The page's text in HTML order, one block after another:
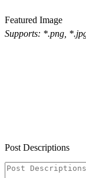
Featured Image
Supports: *.png,
Post Descriptions